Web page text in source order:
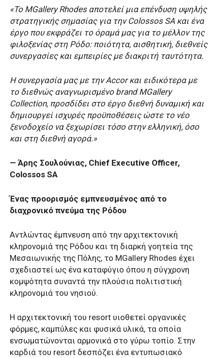
«Το MGallery Rhodes αποτελεί μια επένδυση υψηλής
στρατηγικής σημασίας για την Colossos SA και ένα
έργο που εκφράζει το όραμά μας για το μέλλον της
φιλοξενίας στη Ρόδο: ποιότητα, αισθητική, διεθνείς
συνεργασίες και εμπειρίες με διακριτή ταυτότητα.
Η συνεργασία μας με την Accor και ειδικότερα με
το διεθνώς αναγνωρισμένο brand MGallery
Collection, προσδίδει στο έργο διεθνή δυναμική και
δημιουργεί ισχυρές προϋποθέσεις ώστε το νέο
ξενοδοχείο να ξεχωρίσει τόσο στην ελληνική, όσο
και στη διεθνή αγορά.»
— Άρης Σουλούνιας, Chief Executive Officer,
Colossos SA
Ένας προορισμός εμπνευσμένος από το
διαχρονικό πνεύμα της Ρόδου
Αντλώντας έμπνευση από την αρχιτεκτονική
κληρονομιά της Ρόδου και τη διαρκή γοητεία της
Μεσαιωνικής της Πόλης, το MGallery Rhodes έχει
σχεδιαστεί ως ένα καταφύγιο όπου η σύγχρονη
κομψότητα συναντά την πλούσια πολιτιστική
κληρονομιά του νησιού.
Η αρχιτεκτονική του resort υιοθετεί οργανικές
φόρμες, καμπύλες και φυσικά υλικά, τα οποία
ενσωματώνονται αρμονικά στο γύρω τοπίο. Στην
καρδιά του resort δεσπόζει ένα εντυπωσιακό